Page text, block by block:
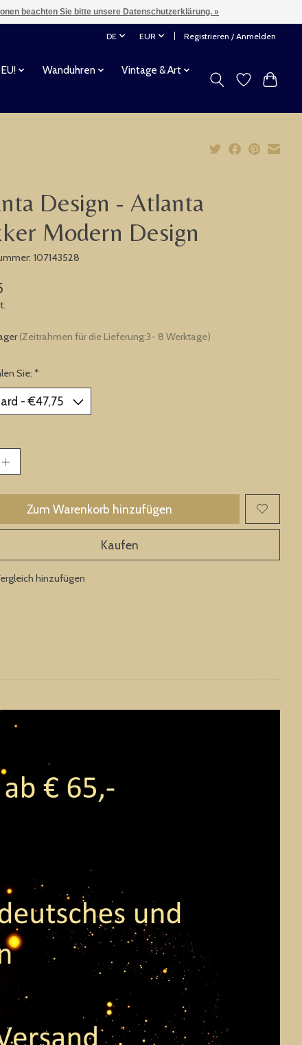
DE EUR Registrieren / Anmelden
Wanduhren
Vintage & Art
Design - Atlanta
Modern Design
107143528
(Zeitrahmen für die Lieferung:3- 8 Werktage)
Sie: *
Zum Warenkorb hinzufügen
Kaufen
hinzufügen
beachten Sie bitte unsere Datenschutzerklärung. »